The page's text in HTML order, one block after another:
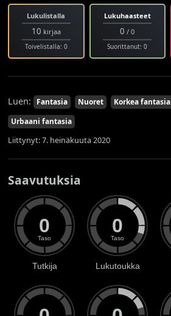
Lukulistalla
10 kirjaa
Toivelistalla: 0
Lukuhaasteet
0 / 0
Suorittanut: 0
Luen: Fantasia Nuoret Korkea fantasia
Urbaani fantasia
Liittynyt: 7. heinäkuuta 2020
Saavutuksia
0
Taso
Tutkija
0
Taso
Lukutoukka